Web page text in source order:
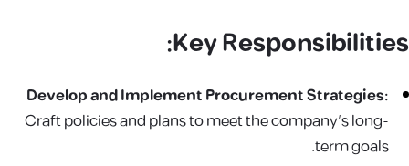
Key Responsibilities:
Develop and Implement Procurement Strategies:
Craft policies and plans to meet the company’s long-
term goals.